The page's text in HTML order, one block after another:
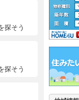
探そう
探そう